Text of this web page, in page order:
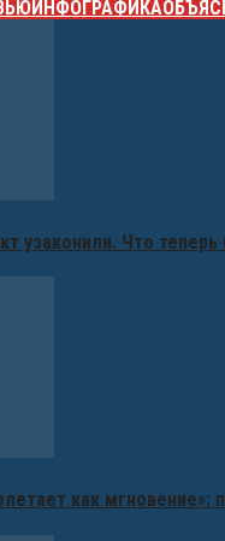
ИНФОГРАФИКА
узаконили. Что
как мгновение»: